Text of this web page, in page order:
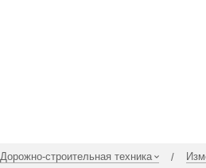
Дорожно-строительная техника /